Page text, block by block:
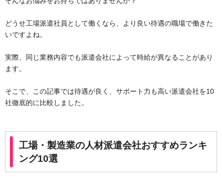
どうせ工場派遣社員として働くなら、より良い待遇の職場で働きた
いですよね。
実際、同じ業務内容でも派遣会社によって時給が異なることがあり
ます。
そこで、この記事では待遇が良く、サポート力も高い派遣会社を10
社徹底的に比較しました。
工場・製造業の人材派遣会社おすすめランキ
ング10選